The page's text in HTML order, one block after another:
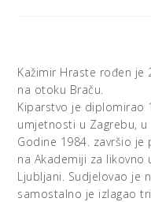
tijelo, skulptura
prostor uvija u sebe,
samoglasnik. Uvijek
dosegnuta prvom
postupku kojim je
čvrsto ni sigurno.
trodimenzionalni
Kažimir Hraste rođen je
na otoku Braču.
Kiparstvo je diplomirao
umjetnosti u Zagrebu,
Godine 1984. završio
na Akademiji za
Ljubljani. Sudjelovao je
samostalno je izlagao